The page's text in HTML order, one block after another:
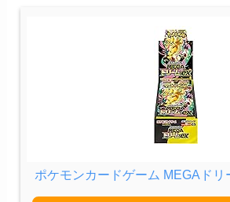
ポケモンカードゲーム MEGAドリ